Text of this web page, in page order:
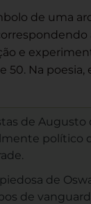
de uma
e
50. Na
de Augusto
político
de
de